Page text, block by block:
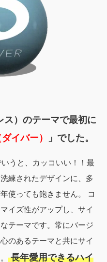
）のテーマで最初に
イバー） 」でした。
うと、カッコいい！！最
練されたデザインに、多
使っても飽きません。 コ
イズ性がアップし、サイ
テーマです。常にバージ
のあるテーマと共にサイ
長年愛用できるハイ